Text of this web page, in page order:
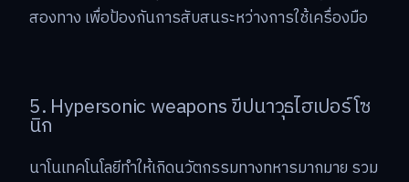
สองทาง เพื่อป้องกันการสับสนระหว่างการใช้เครื่องมือ
5. Hypersonic weapons ขีปนาวุธไฮเปอร์โซ
นิก
นาโนเทคโนโลยีทำให้เกิดนวัตกรรมทางทหารมากมาย รวม